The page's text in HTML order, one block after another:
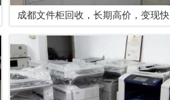
成都文件柜回收，长期高价，变现快